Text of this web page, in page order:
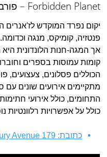
Forbidden Planet – פורבידן פלאנט
יקום נפרד המוקדש לז'אנרים
פנטזיה, קומיקס, מנגה
אך המגה-חנות הלונדונית
קומות עמוסות בספרים
הכוללים פסלונים, צעצועים,
מתקיימים אירועים שונים עם
התחומים, כולל אירועי
כולל על אפשרויות
כתובת: 179 Shaftesbury Avenue